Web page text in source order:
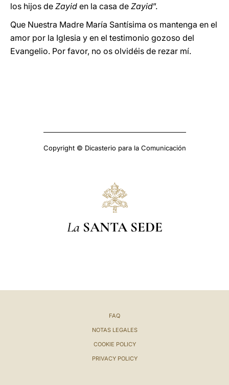
los hijos de Zayid en la casa de Zayid”.
Que Nuestra Madre María Santísima os mantenga en el
amor por la Iglesia y en el testimonio gozoso del
Evangelio. Por favor, no os olvidéis de rezar mí.
Copyright © Dicasterio para la Comunicación
La SANTA SEDE
FAQ
NOTAS LEGALES
COOKIE POLICY
PRIVACY POLICY